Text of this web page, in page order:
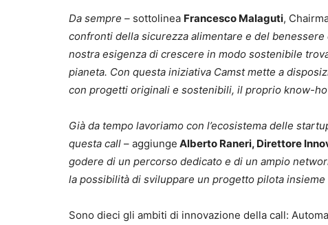
Da sempre – sottolinea Francesco Malaguti,
confronti della sicurezza alimentare e del
nostra esigenza di crescere in modo sostenibile
pianeta. Con questa iniziativa Camst mette a
con progetti originali e sostenibili, il proprio know-
Già da tempo lavoriamo con l’ecosistema delle
questa call – aggiunge Alberto Raneri, Direttore
godere di un percorso dedicato e di un ampio
la possibilità di sviluppare un progetto pilota insieme
Sono dieci gli ambiti di innovazione della call: